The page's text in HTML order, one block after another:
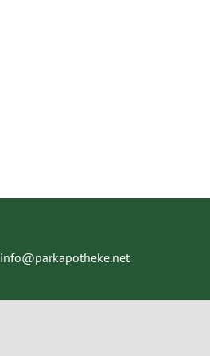
info@parkapotheke.net